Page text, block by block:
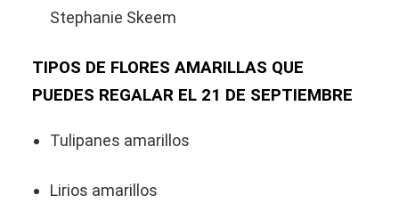
Stephanie Skeem
TIPOS DE FLORES AMARILLAS QUE
PUEDES REGALAR EL 21 DE SEPTIEMBRE
Tulipanes amarillos
Lirios amarillos